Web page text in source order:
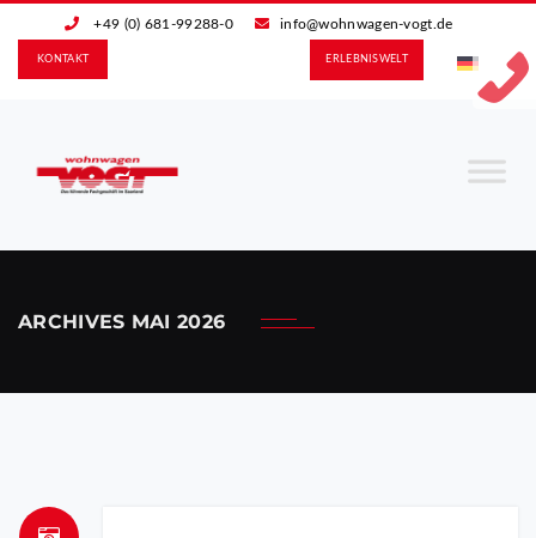
+49 (0) 681-99288-0 info@wohnwagen-vogt.de
ERLEBNIS­WELT
KONTAKT
ARCHIVES MAI 2026